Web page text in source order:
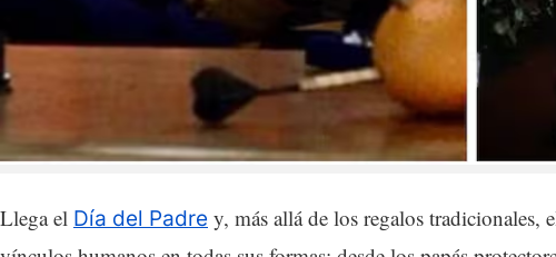
Llega el Día del Padre y, más allá de los regalos